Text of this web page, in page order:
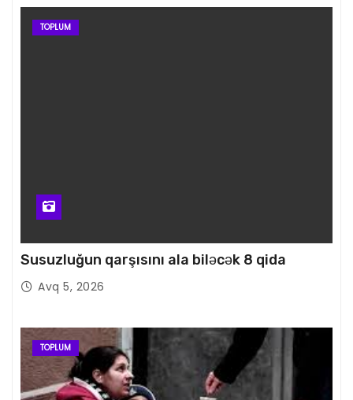
TOPLUM
Susuzluğun qarşısını ala biləcək 8 qida
Avq 5, 2026
TOPLUM